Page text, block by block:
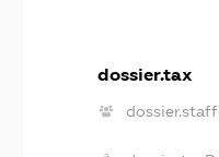
dossier.tax
dossier.staff